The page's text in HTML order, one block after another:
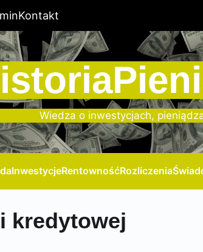
Kontakt
Wiedza o inwestycjach,
InwestycjeRentownośćRozliczenia
kredytowej